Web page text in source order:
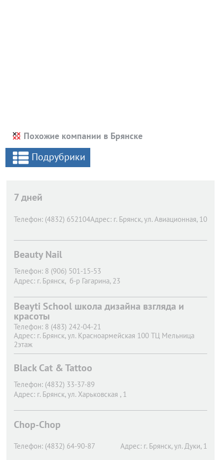
Похожие компании в Брянске
Подрубрики
7 дней
Телефон: (4832) 652104Адрес: г. Брянск, ул. Авиационная, 10
Beauty Nail
Телефон: 8 (906) 501-15-53
Адрес: г. Брянск, б-р Гагарина, 23
Beayti School школа дизайна взгляда и
красоты
Телефон: 8 (483) 242-04-21
Адрес: г. Брянск, ул. Красноармейская 100 ТЦ Мельница
2этаж
Black Cat & Tattoo
Телефон: (4832) 33-37-89
Адрес: г. Брянск, ул. Харьковская , 1
Chop-Chop
Телефон: (4832) 64-90-87 Адрес: г. Брянск, ул. Дуки, 1